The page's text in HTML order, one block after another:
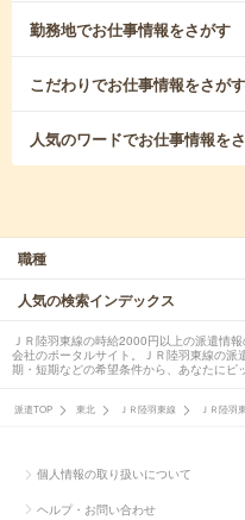
勤務地でお仕事情報をさがす
こだわりでお仕事情報をさがす
人気のワードでお仕事情報を
職種
人気の検索インデックス
ＪＲ陸羽東線の時給2000円以上の派遣情
会社のポータルサイト。ＪＲ陸羽東線の
期・短期などの希望条件から、あなたにピ
派遣TOP 東北 ＪＲ陸羽東線 ＪＲ陸羽
個人情報の取り扱いについて
ヘルプ・お問い合わせ